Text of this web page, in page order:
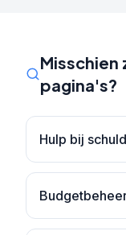
Misschien
pagina's?
Hulp bij